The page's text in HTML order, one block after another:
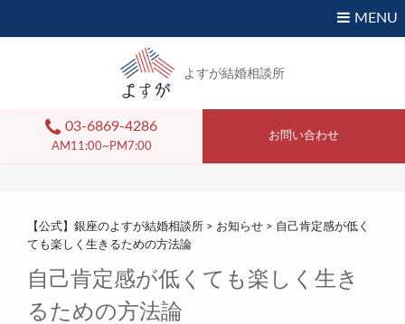
MENU
よすが結婚相談所
03-6869-4286
AM11:00~PM7:00
お問い合わせ
【公式】銀座のよすが結婚相談所 > お知らせ > 自己肯定感が低く
ても楽しく生きるための方法論
自己肯定感が低くても楽しく生き
るための方法論